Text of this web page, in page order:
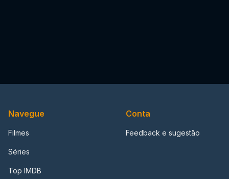
Navegue
Filmes
Séries
Top IMDB
Conta
Feedback e sugestão